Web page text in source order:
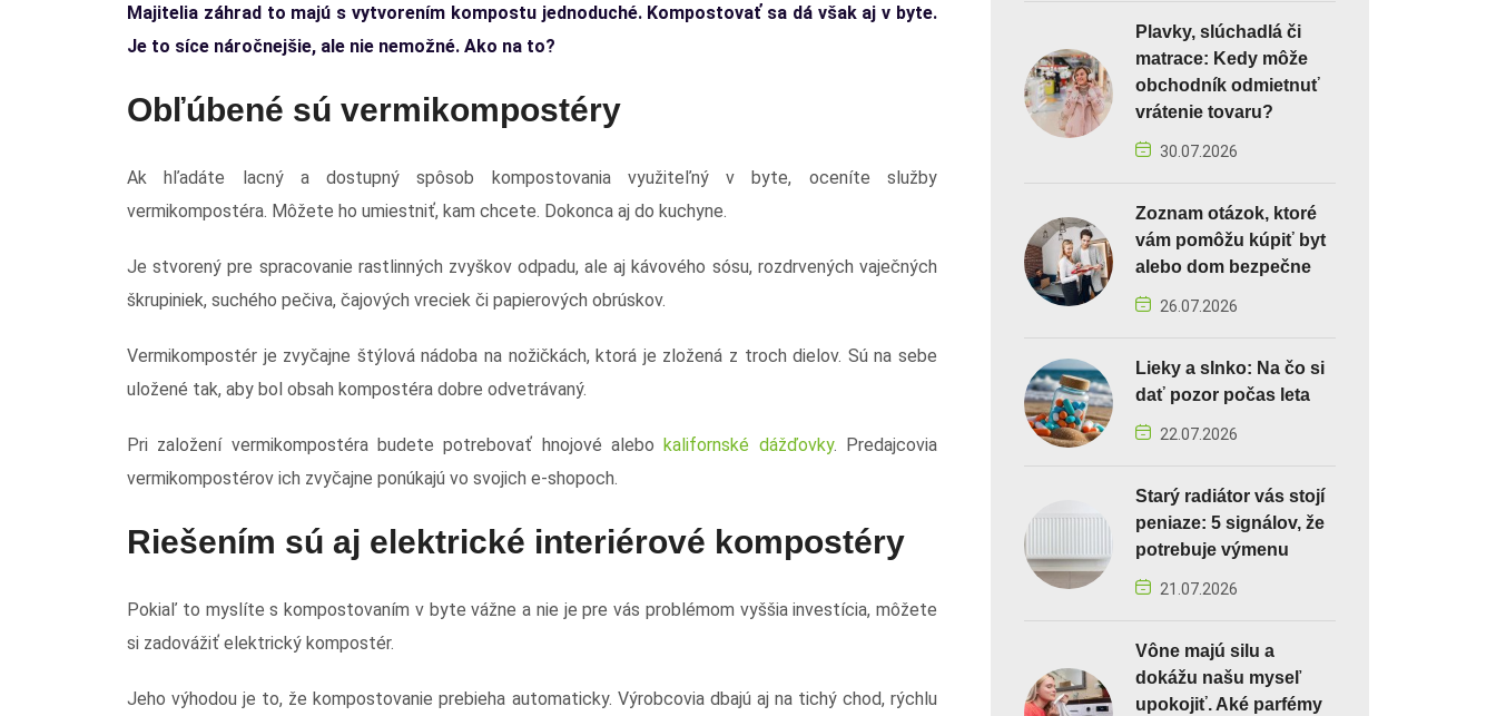
Majitelia záhrad to majú s vytvorením kompostu jednoduché. Kompostovať sa dá však aj v byte.
Je to síce náročnejšie, ale nie nemožné. Ako na to?
Obľúbené sú vermikompostéry
Ak hľadáte lacný a dostupný spôsob kompostovania využiteľný v byte, oceníte služby
vermikompostéra. Môžete ho umiestniť, kam chcete. Dokonca aj do kuchyne.
Je stvorený pre spracovanie rastlinných zvyškov odpadu, ale aj kávového sósu, rozdrvených vaječných
škrupiniek, suchého pečiva, čajových vreciek či papierových obrúskov.
Vermikompostér je zvyčajne štýlová nádoba na nožičkách, ktorá je zložená z troch dielov. Sú na sebe
uložené tak, aby bol obsah kompostéra dobre odvetrávaný.
Pri založení vermikompostéra budete potrebovať hnojové alebokalifornské dážďovky. Predajcovia
vermikompostérov ich zvyčajne ponúkajú vo svojich e-shopoch.
Riešením sú aj elektrické interiérové kompostéry
Pokiaľ to myslíte s kompostovaním v byte vážne a nie je pre vás problémom vyššia investícia, môžete
si zadovážiť elektrický kompostér.
Jeho výhodou je to, že kompostovanie prebieha automaticky. Výrobcovia dbajú aj na tichý chod, rýchlu
Plavky, slúchadlá či
matrace: Kedy môže
obchodník odmietnuť
vrátenie tovaru?
30.07.2026
Zoznam otázok, ktoré
vám pomôžu kúpiť byt
alebo dom bezpečne
26.07.2026
Lieky a slnko: Na čo si
dať pozor počas leta
22.07.2026
Starý radiátor vás stojí
peniaze: 5 signálov, že
potrebuje výmenu
21.07.2026
Vône majú silu a
dokážu našu myseľ
upokojiť. Aké parfémy